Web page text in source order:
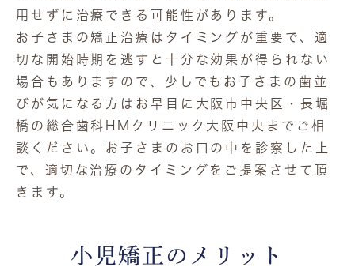
用せずに治療できる可能性があります。
お子さまの矯正治療はタイミングが重要で、適
切な開始時期を逃すと十分な効果が得られない
場合もありますので、少しでもお子さまの歯並
びが気になる方はお早目に大阪市中央区・長堀
橋の総合歯科HMクリニック大阪中央までご相
談ください。お子さまのお口の中を診察した上
で、適切な治療のタイミングをご提案させて頂
きます。
小児矯正のメリット